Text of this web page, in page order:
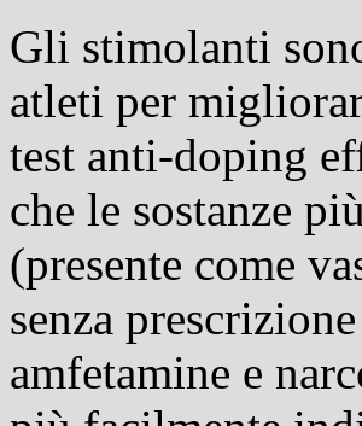
Gli stimolanti
atleti per
test anti-doping
che le sostanze
(presente come
senza
amfetamine e